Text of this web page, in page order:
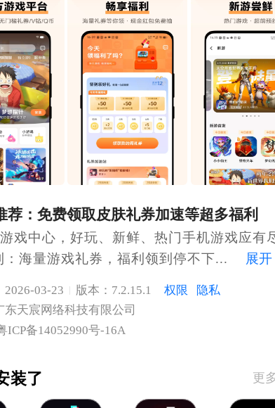
荐：免费领取皮肤礼券加速等超多福利
戏中心，好玩、新鲜、热门手机游戏应有
：海量游戏礼券，福利领到停不下...
展开
2026-03-23 版本：7.2.15.1 权限
隐私
东天宸网络科技有限公司
ICP备14052990号-16A
装了 更